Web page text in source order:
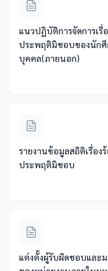
แนวปฏิบัติการจัดการเรื่
ประพฤติมิชอบของนัก
บุคคล(ภายนอก)
รายงานข้อมูลสถิติเรื่อง
ประพฤติมิชอบ
แต่งตั้งผู้รับผิดชอบและ